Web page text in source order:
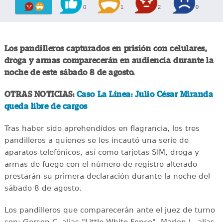
0 1 2 0
Los pandilleros capturados en prisión con celulares,
droga y armas comparecerán en audiencia durante la
noche de este sábado 8 de agosto.
OTRAS NOTICIAS: Caso La Línea: Julio César Miranda
queda libre de cargos
Tras haber sido aprehendidos en flagrancia, los tres
pandilleros a quienes se les incautó una serie de
aparatos telefónicos, así como tarjetas SIM, droga y
armas de fuego con el número de registro alterado
prestarán su primera declaración durante la noche del
sábado 8 de agosto.
Los pandilleros que comparecerán ante el juez de turno